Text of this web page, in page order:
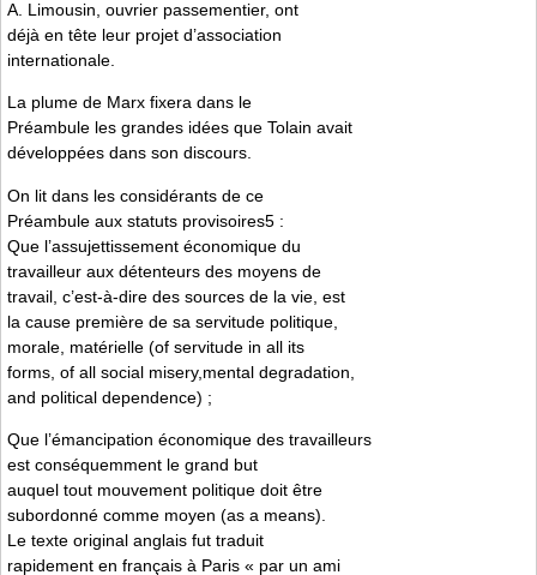
A. Limousin, ouvrier passementier, ont
déjà en tête leur projet d’association
internationale.
La plume de Marx fixera dans le
Préambule les grandes idées que Tolain avait
développées dans son discours.
On lit dans les considérants de ce
Préambule aux statuts provisoires5 :
Que l’assujettissement économique du
travailleur aux détenteurs des moyens de
travail, c’est-à-dire des sources de la vie, est
la cause première de sa servitude politique,
morale, matérielle (of servitude in all its
forms, of all social misery,mental degradation,
and political dependence) ;
Que l’émancipation économique des travailleurs
est conséquemment le grand but
auquel tout mouvement politique doit être
subordonné comme moyen (as a means).
Le texte original anglais fut traduit
rapidement en français à Paris « par un ami